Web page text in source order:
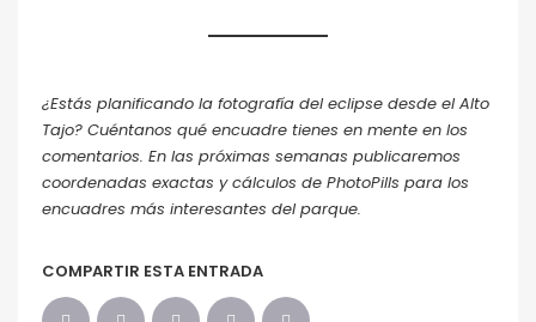
¿Estás planificando la fotografía del eclipse desde el Alto
Tajo? Cuéntanos qué encuadre tienes en mente en los
comentarios. En las próximas semanas publicaremos
coordenadas exactas y cálculos de PhotoPills para los
encuadres más interesantes del parque.
COMPARTIR ESTA ENTRADA